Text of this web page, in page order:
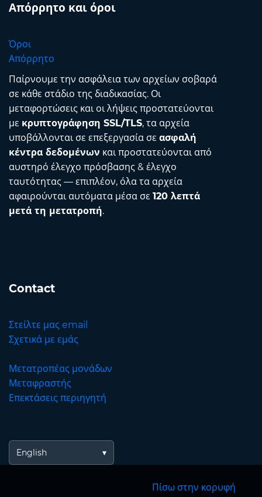
Απόρρητο και όροι
Όροι
Απόρρητο
Παίρνουμε την ασφάλεια των αρχείων σοβαρά
σε κάθε στάδιο της διαδικασίας. Οι
μεταφορτώσεις και οι λήψεις προστατεύονται
με κρυπτογράφηση SSL/TLS, τα αρχεία
υποβάλλονται σε επεξεργασία σε ασφαλή
κέντρα δεδομένων και προστατεύονται από
αυστηρό έλεγχο πρόσβασης & έλεγχο
ταυτότητας — επιπλέον, όλα τα αρχεία
αφαιρούνται αυτόματα μέσα σε 120 λεπτά
μετά τη μετατροπή.
Contact
Στείλτε μας email
Σχετικά με εμάς
Μετατροπέας μονάδων
Μεταφραστής
Επεκτάσεις περιηγητή
English
Πίσω στην κορυφή